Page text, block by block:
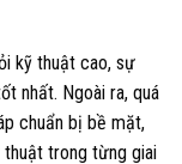
kỹ thuật cao, sự
nhất. Ngoài ra, quá
chuẩn bị bề mặt,
thuật trong từng giai